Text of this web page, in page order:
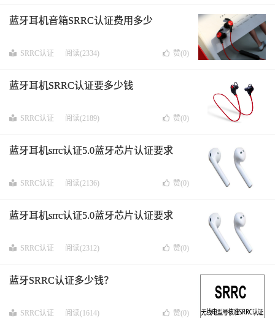
蓝牙耳机音箱SRRC认证费用多少
SRRC认证 阅读(2334) 赞(0)
蓝牙耳机SRRC认证要多少钱
SRRC认证 阅读(2189) 赞(0)
蓝牙耳机srrc认证5.0蓝牙芯片认证要求
SRRC认证 阅读(2136) 赞(0)
蓝牙耳机srrc认证5.0蓝牙芯片认证要求
SRRC认证 阅读(2312) 赞(0)
蓝牙SRRC认证多少钱？
SRRC认证 阅读(1614) 赞(0)